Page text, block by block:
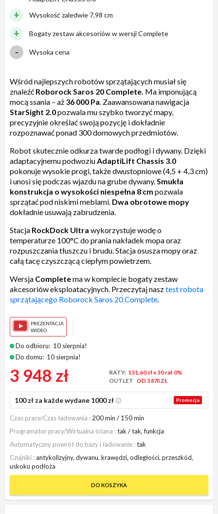
Wysokość zaledwie 7,98 cm
Bogaty zestaw akcesoriów w wersji Complete
Wysoka cena
Wśród najlepszych robotów sprzątających musiał się
znaleźć Roborock Saros 20 Complete. Ma imponującą
mocą ssania – aż 36 000 Pa. Zaawansowana nawigacja
StarSight 2.0pozwala mu szybko tworzyć mapy,
precyzyjnie określać swoją pozycję i dokładnie
rozpoznawać ponad 300 domowych przedmiotów.
Robot skutecznie odkurza twarde podłogi i dywany. Dzięki
adaptacyjnemu podwoziuAdaptiLift Chassis 3.0
pokonuje wysokie progi, także dwustopniowe (4,5 + 4,3 cm)
i unosi się podczas wjazdu na grube dywany.Smukła
konstrukcja o wysokości niespełna 8 cm pozwala
sprzątać pod niskimi meblami. Dwa obrotowe mopy
dokładnie usuwają zabrudzenia.
Stacja RockDock Ultra wykorzystuje wodę o
temperaturze 100°C do prania nakładek mopa oraz
rozpuszczania tłuszczu i brudu. Stacja osusza mopy oraz
całą tacę czyszczącą ciepłym powietrzem.
Wersja Completema w komplecie bogaty zestaw
akcesoriów eksploatacyjnych. Przeczytaj nasztest robota
sprzątającego Roborock Saros 20 Complete.
PREZENTACJA
WIDEO
Do odbioru: 10 sierpnia!
Do domu: 10 sierpnia!
3 948 zł RATY: 131,60 złx 30 rat 0%
OUTLET
OD 3 870 ZŁ
Promocja
100 zł za każde wydane 1000 zł
Czas pracy/Czas ładowania
200 min / 150 min
Programator pracy/Wirtualna ściana
tak / tak, funkcja
Automatyczny powrót do bazy i ładowanie tak
Czujniki antykolizyjny, dywanu, krawędzi, odległości, przeszkód,
uskoku podłoża
DO KOSZYKA